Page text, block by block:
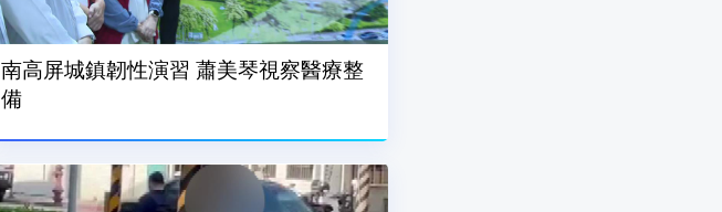
南高屏城鎮韌性演習 蕭美琴視察醫療整
備